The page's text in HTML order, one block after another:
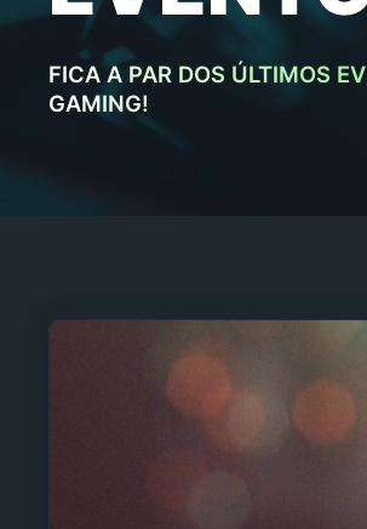
FICA A PAR DOS ÚLTIMOS
GAMING!